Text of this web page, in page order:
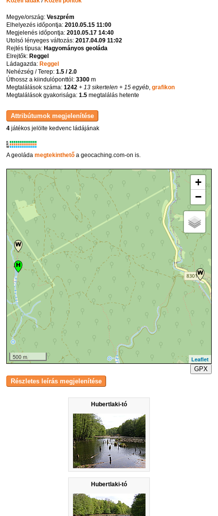
Hubertlaki-tó
Hubertlaki-tó
Megye/ország:Veszprém
Elhelyezés időpontja:2010.05.15 11:00
Megjelenés időpontja:2010.05.17 14:40
Utolsó lényeges változás:2017.04.09 11:02
Rejtés típusa:Hagyományos geoláda
Elrejtők:Reggel
Ládagazda:Reggel
Nehézség / Terep:1.5 / 2.0
Úthossz a kiindulóponttól:3300 m
Megtalálások száma:1242 + 13 sikertelen + 15 egyéb ,grafikon
Megtalálások gyakorisága:1.5 megtalálás hetente
4 játékos jelölte kedvenc ládájának
K
R
W
A geoládamegtekinthető a geocaching.com-on is.
+
−
500 m
Leaflet
GPX